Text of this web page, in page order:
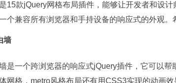
款jQuery网格布局插件，能够让开发者和设计
个兼容所有浏览器和手持设备的响应式的外观。
一个跨浏览器的响应式jQuery插件，它可以帮
网格，metro风格布局还有用CSS3实现的动画